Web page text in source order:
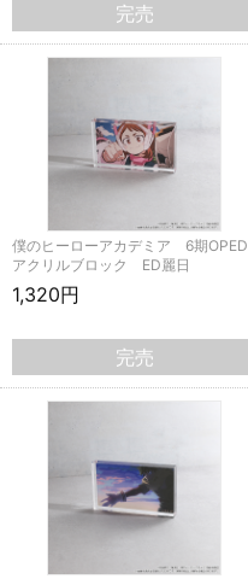
完売
僕のヒーローアカデミア 6期OPED
アクリルブロック ED麗日
1,320円
完売